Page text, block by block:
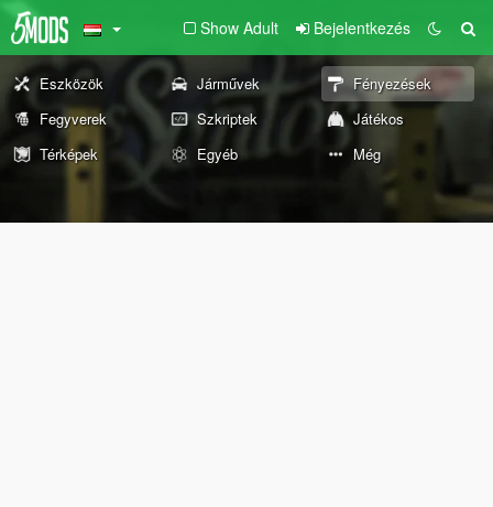
Show Adult Bejelentkezés
Eszközök Járművek
Fényezések
Fegyverek
Szkriptek
Játékos
Térképek
Egyéb Még